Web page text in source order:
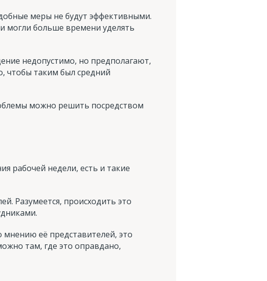
меры не будут эффективными.
могли больше времени уделять
недопустимо, но предполагают,
чтобы таким был средний
можно решить посредством
рабочей недели, есть и такие
Разумеется, происходить это
мнению её представителей, это
там, где это оправдано,